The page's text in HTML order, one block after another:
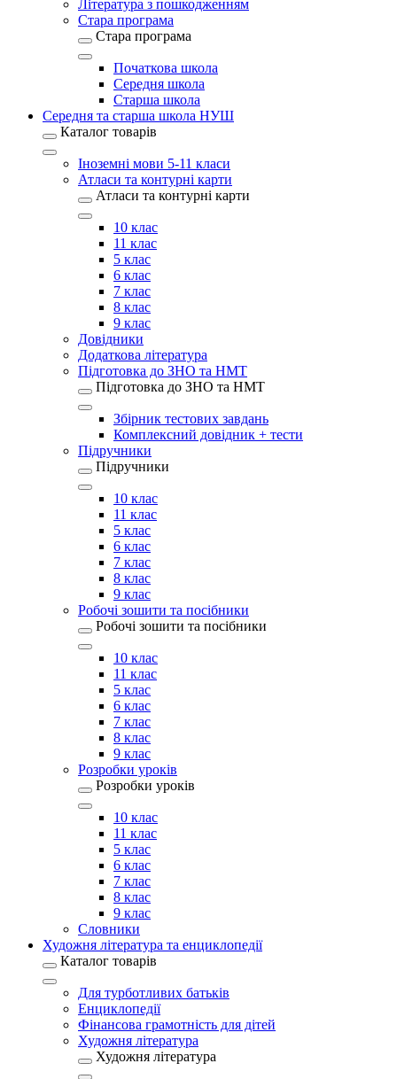
Література з пошкодженням
Стара програма
Стара програма
Початкова школа
Середня школа
Старша школа
Середня та старша школа НУШ
Каталог товарів
Іноземні мови 5-11 класи
Атласи та контурні карти
Атласи та контурні карти
10 клас
11 клас
5 клас
6 клас
7 клас
8 клас
9 клас
Довідники
Додаткова література
Підготовка до ЗНО та НМТ
Підготовка до ЗНО та НМТ
Збірник тестових завдань
Комплексний довідник + тести
Підручники
Підручники
10 клас
11 клас
5 клас
6 клас
7 клас
8 клас
9 клас
Робочі зошити та посібники
Робочі зошити та посібники
10 клас
11 клас
5 клас
6 клас
7 клас
8 клас
9 клас
Розробки уроків
Розробки уроків
10 клас
11 клас
5 клас
6 клас
7 клас
8 клас
9 клас
Словники
Художня література та енциклопедії
Каталог товарів
Для турботливих батьків
Енциклопедії
Фінансова грамотність для дітей
Художня література
Художня література